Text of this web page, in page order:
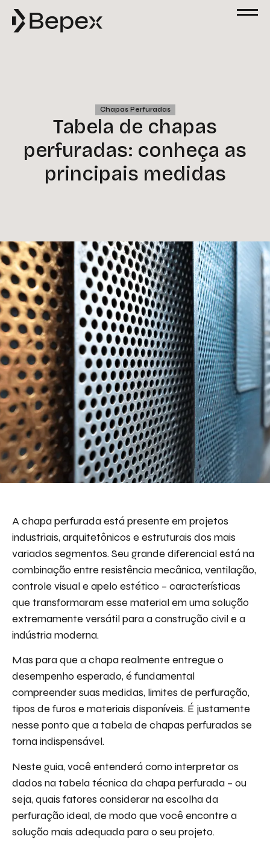
Chapas Perfuradas
Tabela de chapas
perfuradas: conheça as
principais medidas
A chapa perfurada está presente em projetos
industriais, arquitetônicos e estruturais dos mais
variados segmentos. Seu grande diferencial está na
combinação entre resistência mecânica, ventilação,
controle visual e apelo estético – características
que transformaram esse material em uma solução
extremamente versátil para a construção civil e a
indústria moderna.
Mas para que a chapa realmente entregue o
desempenho esperado, é fundamental
compreender suas medidas, limites de perfuração,
tipos de furos e materiais disponíveis. É justamente
nesse ponto que a tabela de chapas perfuradas se
torna indispensável.
Neste guia, você entenderá como interpretar os
dados na tabela técnica da chapa perfurada – ou
seja, quais fatores considerar na escolha da
perfuração ideal, de modo que você encontre a
solução mais adequada para o seu projeto.
Solicite um Orçamento
Email
Empresa
Descreva aqui seu projeto e necessidade
que nós iremos avaliar e propor a melhor
solução.
Aceito receber emails da Bepex.